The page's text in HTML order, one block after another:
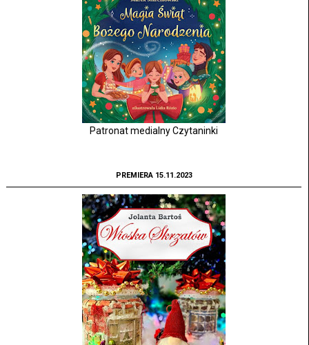
Patronat medialny Czytaninki
PREMIERA 15.11.2023